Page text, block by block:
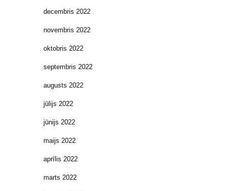
decembris 2022
novembris 2022
oktobris 2022
septembris 2022
augusts 2022
jūlijs 2022
jūnijs 2022
maijs 2022
aprīlis 2022
marts 2022